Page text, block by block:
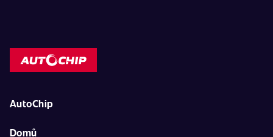
AutoChip
Domů